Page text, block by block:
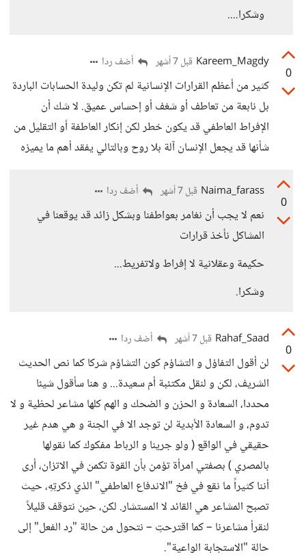
وشكرا....
0
Kareem_Magdy قبل 7 أشهر أضف ردا
كثير من أعظم القرارات الإنسانية لم تكن وليدة الحسابات الباردة
بل نابعة من تعاطف أو شغف أو إحساس عميق. لا شك أن
الإفراط العاطفي قد يكون خطر لكن إنكار العاطفة أو التقليل من
شأنها قد يجعل الإنسان آلة بلا روح وبالتالي يفقد أهم ما يميزه
0
Naima_farass قبل 7 أشهر أضف ردا
نعم لا يجب أن نغامر بعواطفنا وبشكل زائد قد يوقعنا في
المشاكل نأخذ قرارات
حكيمة وعقلانية لا إفراط ولاتفريط...
وشكرا.
0
Rahaf_Saad قبل 7 أشهر أضف ردا
لن أقول التفاؤل و التشاؤم كون التشاؤم شركا كما نص الحديث
الشريف، لكن و لنقل مكتئبة أم سعيدة... و هنا سأقول شيئا
محددا، السعادة و الحزن و الضحك و الهم كلها مشاعر لحظية و لا
تدوم، و السعادة الأبدية لن توجد الا في الجنة و هي هدم غير
حقيقي في الواقع ( ولو جرينا و الرباط مفكوك كما نقولها
بالمصري ) بصفتي امرأة تؤمن بأن القوة تكمن في الاتزان، أرى
أننا كثيراً ما نقع في فخ "الاندفاع العاطفي" الذي ذكرتِهِ، حيث
تصبح المشاعر هي القائد لا المستشار. لكن، حين نتوقف قليلاً
لنقرأ مشاعرنا – كما اقترحتِ – نتحول من حالة "رد الفعل" إلى
حالة "الاستجابة الواعية".